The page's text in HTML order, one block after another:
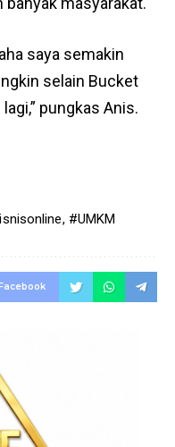
saya semakin
selain Bucket
pungkas Anis.
, #UMKM